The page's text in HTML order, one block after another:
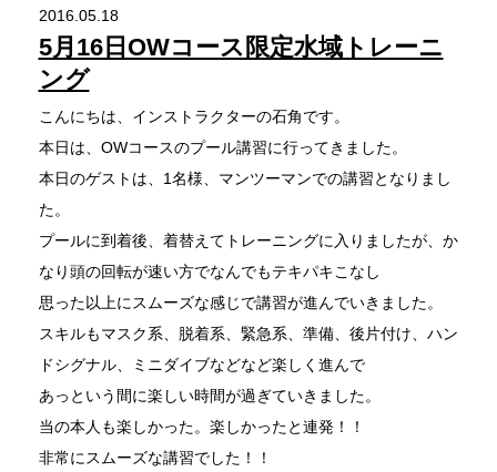
2016.05.18
5月16日OWコース限定水域トレーニ
ング
こんにちは、インストラクターの石角です。
本日は、OWコースのプール講習に行ってきました。
本日のゲストは、1名様、マンツーマンでの講習となりまし
た。
プールに到着後、着替えてトレーニングに入りましたが、か
なり頭の回転が速い方でなんでもテキパキこなし
思った以上にスムーズな感じで講習が進んでいきました。
スキルもマスク系、脱着系、緊急系、準備、後片付け、ハン
ドシグナル、ミニダイブなどなど楽しく進んで
あっという間に楽しい時間が過ぎていきました。
当の本人も楽しかった。楽しかったと連発！！
非常にスムーズな講習でした！！